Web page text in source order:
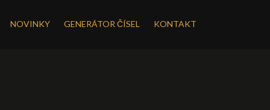
NOVINKY GENERÁTOR ČÍSEL
KONTAKT